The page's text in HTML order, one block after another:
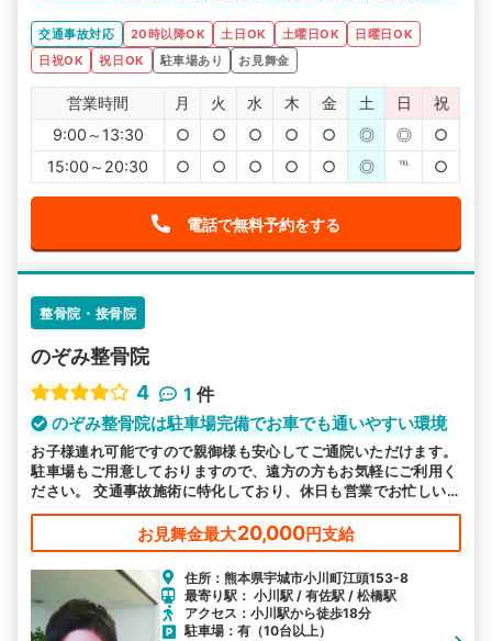
交通事故対応
20時以降OK 土日OK 土曜日OK
日曜日OK
日祝OK
祝日OK 駐車場あり お見舞金
営業時間 月 火 水 木 金 土 日
祝
9:00～13:30
○ ○ ○ ○ ○ ◎ ◎
○
15:00～20:30
○ ○ ○ ○ ○ ◎ ℡ ○
電話で無料予約をする
整骨院・接骨院
のぞみ整骨院
4
1 件
のぞみ整骨院は駐車場完備でお車でも通いやすい環境
お子様連れ可能ですので親御様も安心してご通院いただけます。
駐車場もご用意しておりますので、遠方の方もお気軽にご利用く
ださい。 交通事故施術に特化しており、休日も営業でお忙しい
方も通いやすいと好評です。
お見舞金最大20,000円支給
住所：熊本県宇城市小川町江頭153-8
最寄り駅： 小川駅 / 有佐駅 / 松橋駅
アクセス：小川駅から徒歩18分
駐車場：有（10台以上）